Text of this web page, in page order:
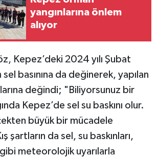
yangınlarına önlem
alıyor
Kepez’deki 2024 yılı Şubat
sel basınına da değinerek, yapılan
değindi; "Biliyorsunuz bir
Kepez’de sel su baskını olur.
büyük bir mücadele
şartların da sel, su baskınları,
gibi meteorolojik uyarılarla